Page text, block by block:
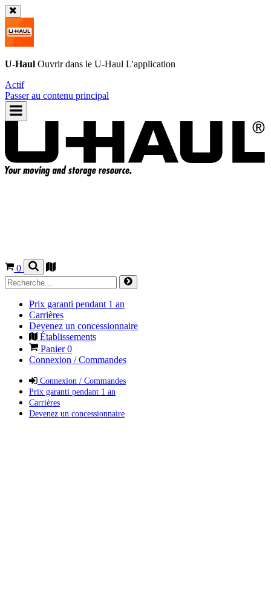
U-Haul Ouvrir dans le U-Haul L'application
Actif
Passer au contenu principal
0
Prix garanti pendant 1 an
Carrières
Devenez un concessionnaire
Établissements
Panier0
Connexion / Commandes
Connexion / Commandes
Prix garanti pendant 1 an
Carrières
Devenez un concessionnaire